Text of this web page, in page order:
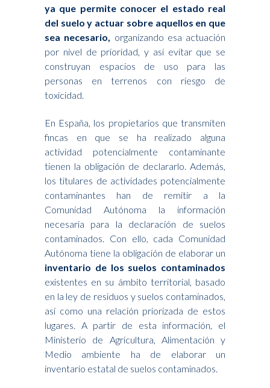
ya que permite conocer el estado real
del suelo y actuar sobre aquellos en que
sea necesario,
organizando esa actuación
por nivel de prioridad, y así evitar que se
construyan espacios de uso para las
personas en terrenos con riesgo de
toxicidad.
En España, los propietarios que transmiten
fincas en que se ha realizado alguna
actividad potencialmente contaminante
tienen la obligación de declararlo. Además,
los titulares de actividades potencialmente
contaminantes han de remitir a la
Comunidad Autónoma la información
necesaria para la declaración de suelos
contaminados. Con ello, cada Comunidad
Autónoma tiene la obligación de elaborar un
inventario de los suelos contaminados
existentes en su ámbito territorial, basado
en la ley de residuos y suelos contaminados,
así como una relación priorizada de estos
lugares. A partir de esta información, el
Ministerio de Agricultura, Alimentación y
Medio ambiente ha de elaborar un
inventario estatal de suelos contaminados.